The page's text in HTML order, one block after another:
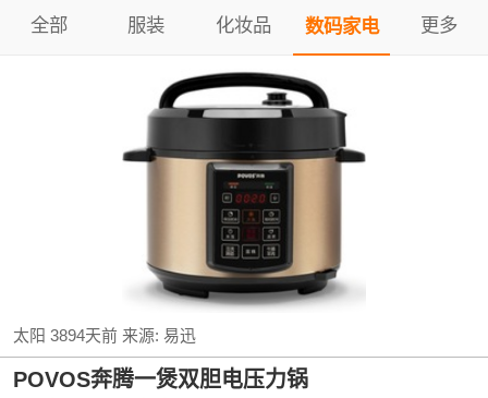
全部 服装 化妆品 数码家电 更多
太阳 3894天前来源:易迅
POVOS奔腾一煲双胆电压力锅